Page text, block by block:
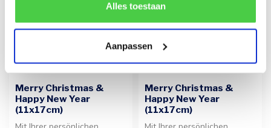
de correcte werking van de website kan verstoren.
Alles toestaan
Aanpassen
Merry Christmas &
Happy New Year
(11x17cm)
Merry Christmas &
Happy New Year
(11x17cm)